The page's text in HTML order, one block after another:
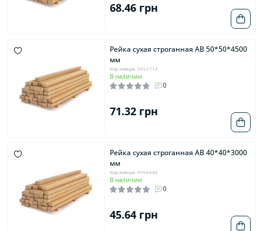
68.46 грн
Рейка сухая строганная AB 50*50*4500
мм
Код товара: 9991713
В наличии
0
71.32 грн
Рейка сухая строганная AB 40*40*3000
мм
Код товара: 9996642
В наличии
0
45.64 грн